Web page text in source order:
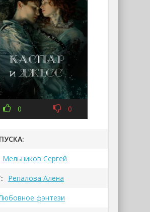
0 0
Мельников Сергей
Репалова Алена
фэнтези